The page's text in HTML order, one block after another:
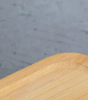
Reviews hodnotí
kroků – s jejím